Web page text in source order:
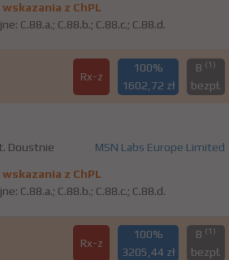
wskazania z ChPL
C.88.a.; C.88.b.; C.88.c.; C.88.d.
Rx-z
100%
1602,72 zł
B (1)
bezpł.
Doustnie MSN Labs Europe Limited
wskazania z ChPL
C.88.a.; C.88.b.; C.88.c.; C.88.d.
Rx-z
100%
3205,44 zł
B (1)
bezpł.